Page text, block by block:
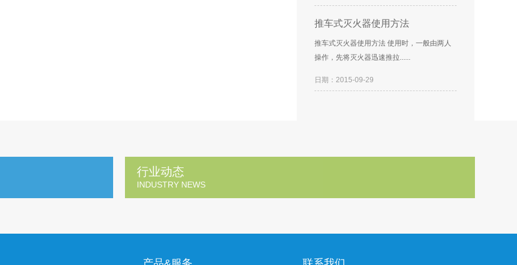
推车式灭火器使用方法
推车式灭火器使用方法 使用时，一般由两人
操作，先将灭火器迅速推拉......
日期：2015-09-29
行业动态
INDUSTRY NEWS